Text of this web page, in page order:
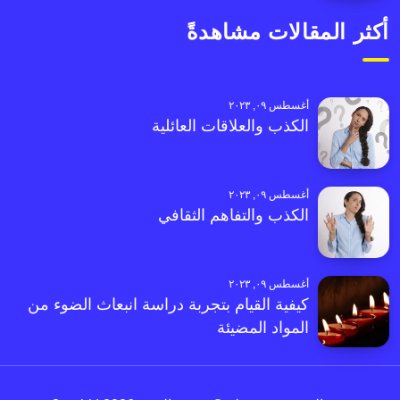
أكثر المقالات مشاهدةً
أغسطس ٠٩, ٢٠٢٣
الكذب والعلاقات العائلية
أغسطس ٠٩, ٢٠٢٣
الكذب والتفاهم الثقافي
أغسطس ٠٩, ٢٠٢٣
كيفية القيام بتجربة دراسة انبعاث الضوء من
المواد المضيئة